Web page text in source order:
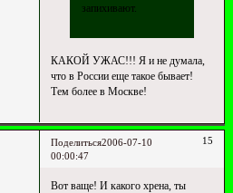
запихивают.
КАКОЙ УЖАС!!! Я и не думала,
что в России еще такое бывает!
Тем более в Москве!
Поделиться 15
2006-07-10
00:00:47
Вот ваще! И какого хрена, ты